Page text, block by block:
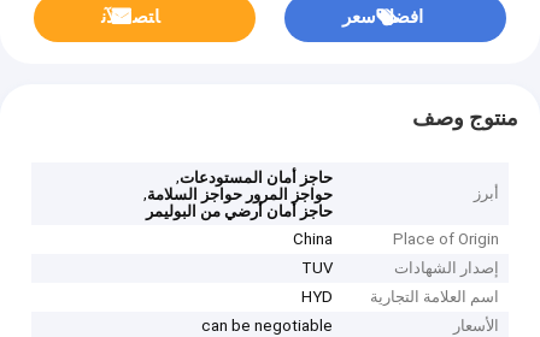
افضل سعر ﺎﺘﺼﻟ ﺍﻶﻧ
منتوج وصف
أبرز
حاجز أمان المستودعات,
حواجز المرور حواجز السلامة,
حاجز أمان أرضي من البوليمر
Place of Origin
China
إصدار الشهادات
TUV
اسم العلامة التجارية
HYD
الأسعار
can be negotiable